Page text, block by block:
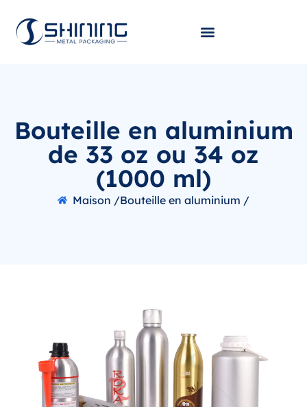
Bouteille en aluminium
de 33 oz ou 34 oz
(1000 ml)
Maison /Bouteille en aluminium /